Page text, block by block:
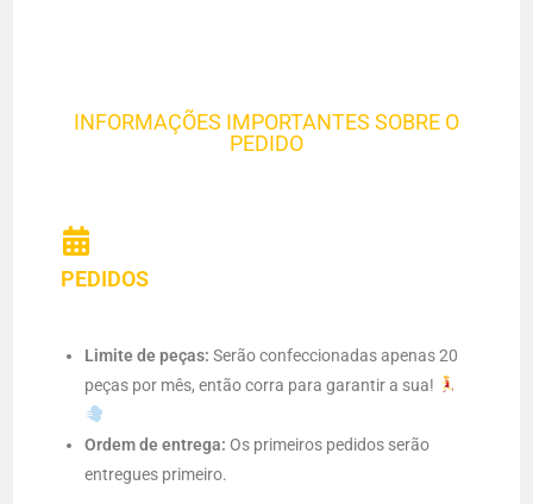
INFORMAÇÕES IMPORTANTES SOBRE O
PEDIDO
PEDIDOS
Limite de peças: Serão confeccionadas apenas 20
peças por mês, então corra para garantir a sua!
Ordem de entrega: Os primeiros pedidos serão
entregues primeiro.